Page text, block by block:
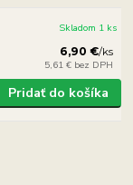
6,90 €/ks
5,61 € bez DPH
Skladom 1 ks
Pridať do košíka